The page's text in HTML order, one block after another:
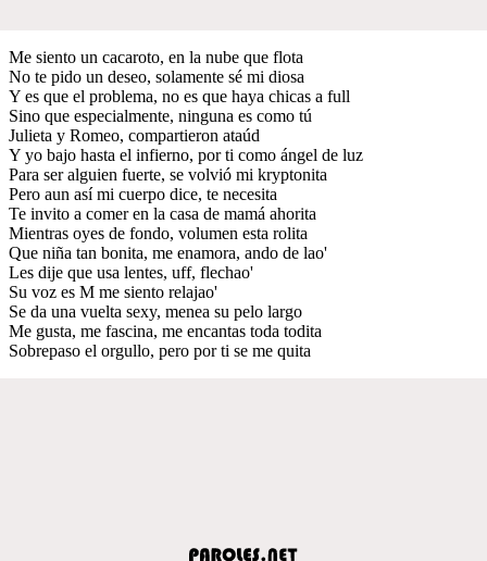
Me siento un cacaroto, en la nube que flota
No te pido un deseo, solamente sé mi diosa
Y es que el problema, no es que haya chicas a full
Sino que especialmente, ninguna es como tú
Julieta y Romeo, compartieron ataúd
Y yo bajo hasta el infierno, por ti como ángel de luz
Para ser alguien fuerte, se volvió mi kryptonita
Pero aun así mi cuerpo dice, te necesita
Te invito a comer en la casa de mamá ahorita
Mientras oyes de fondo, volumen esta rolita
Que niña tan bonita, me enamora, ando de lao'
Les dije que usa lentes, uff, flechao'
Su voz es M me siento relajao'
Se da una vuelta sexy, menea su pelo largo
Me gusta, me fascina, me encantas toda todita
Sobrepaso el orgullo, pero por ti se me quita